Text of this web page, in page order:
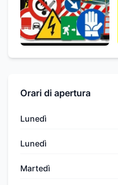
Orari di apertura
Lunedì
Lunedì
Martedì